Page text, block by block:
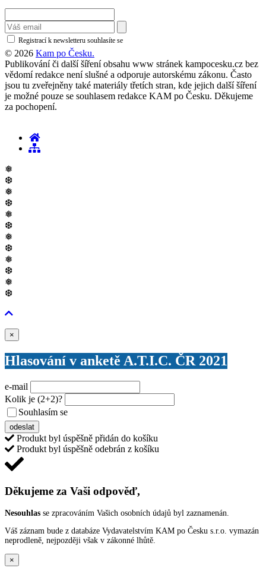
Registrací k newsletteru souhlasíte se
© 2026 Kam po Česku.
Publikování či další šíření obsahu www stránek kampocesku.cz bez
vědomí redakce není slušné a odporuje autorskému zákonu. Často
jsou tu zveřejněny také materiály třetích stran, kde jejich další šíření
je možné pouze se souhlasem redakce KAM po Česku. Děkujeme
za pochopení.
❅
❆
❅
❆
❅
❆
❅
❆
❅
❆
❅
❆
×
Hlasování v anketě A.T.I.C. ČR 2021
e-mail
Kolik je (2+2)?
Souhlasím se
odeslat
Produkt byl úspěšně přidán do košíku
Produkt byl úspěšně odebrán z košíku
Děkujeme za Vaši odpověď,
Nesouhlas se zpracováním Vašich osobních údajů byl zaznamenán.
Váš záznam bude z databáze Vydavatelstvím KAM po Česku s.r.o. vymazán
neprodleně, nejpozději však v zákonné lhůtě.
×